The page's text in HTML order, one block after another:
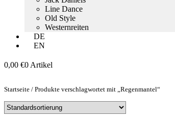
Line Dance
Old Style
Westernreiten
DE
EN
0,00 €0 Artikel
Startseite / Produkte verschlagwortet mit „Regenmantel“